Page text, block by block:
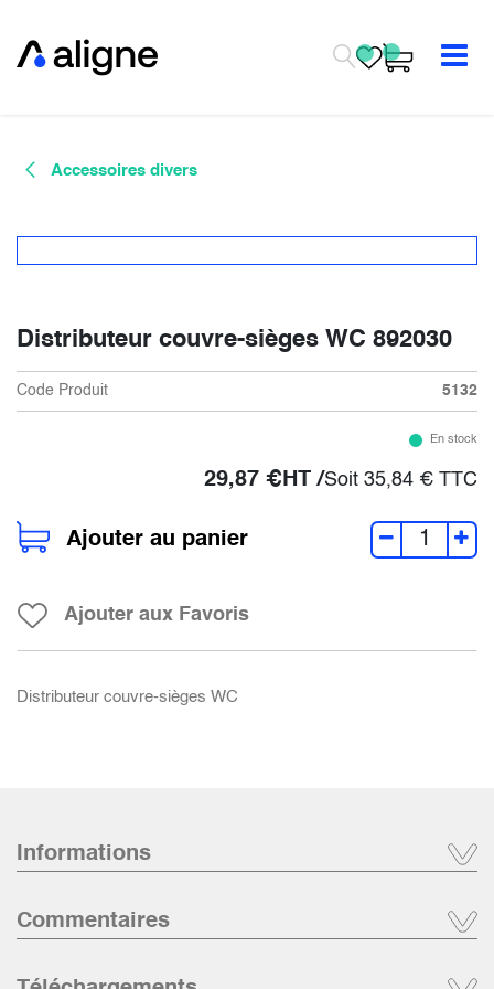
Accessoires divers
Distributeur couvre-sièges WC 892030
Code Produit 5132
En stock
29,87 €HT /Soit 35,84 € TTC
Ajouter au panier
Ajouter aux Favoris
Distributeur couvre-sièges WC
Informations
Commentaires